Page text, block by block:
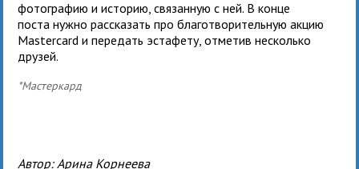
фотографию и историю, связанную с ней. В конце
поста нужно рассказать про благотворительную акцию
Mastercard и передать эстафету, отметив несколько
друзей.
*Мастеркард
Автор: Арина Корнеева